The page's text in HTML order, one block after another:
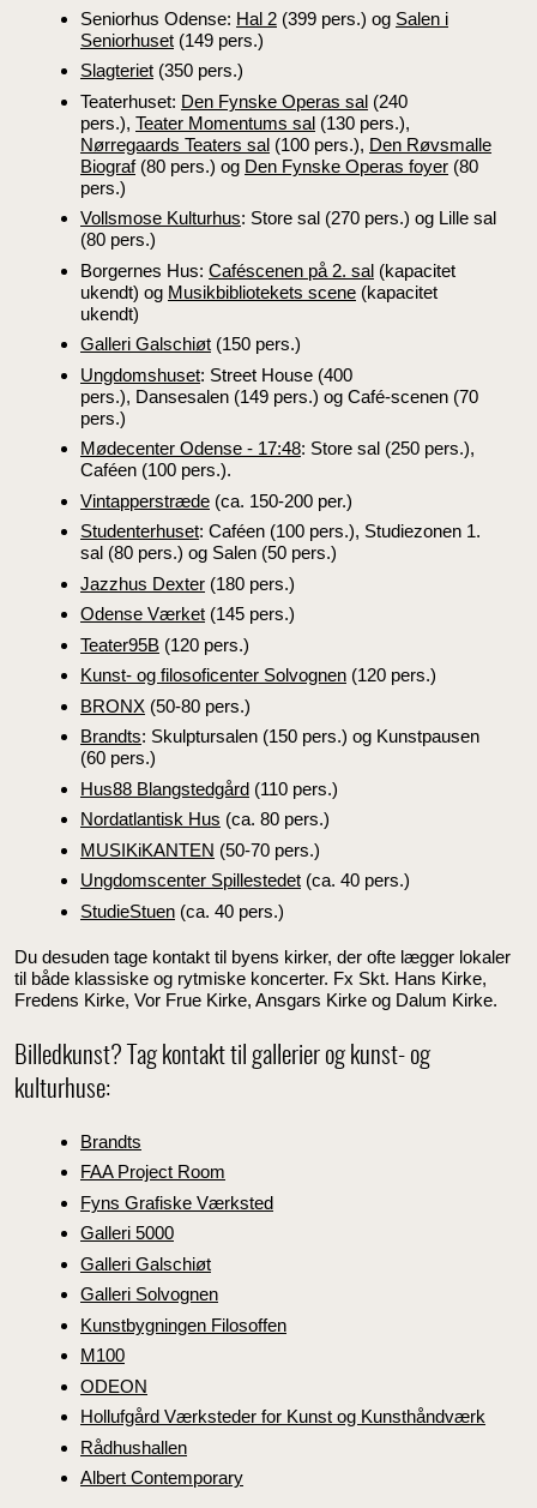
Seniorhus Odense: Hal 2 (399 pers.) og Salen i
Seniorhuset (149 pers.)
Slagteriet (350 pers.)
Teaterhuset: Den Fynske Operas sal (240
pers.), Teater Momentums sal (130 pers.),
Nørregaards Teaters sal (100 pers.), Den Røvsmalle
Biograf(80 pers.) og Den Fynske Operas foyer (80
pers.)
Vollsmose Kulturhus: Store sal (270 pers.) og Lille sal
(80 pers.)
Borgernes Hus: Caféscenen på 2. sal (kapacitet
ukendt) og Musikbibliotekets scene (kapacitet
ukendt)
Galleri Galschiøt (150 pers.)
Ungdomshuset: Street House (400
pers.), Dansesalen (149 pers.) og Café-scenen (70
pers.)
Mødecenter Odense - 17:48: Store sal (250 pers.),
Caféen (100 pers.).
Vintapperstræde (ca. 150-200 per.)
Studenterhuset: Caféen (100 pers.), Studiezonen 1.
sal (80 pers.) og Salen (50 pers.)
Jazzhus Dexter (180 pers.)
Odense Værket (145 pers.)
Teater95B (120 pers.)
Kunst- og filosoficenter Solvognen (120 pers.)
BRONX (50-80 pers.)
Brandts: Skulptursalen (150 pers.) og Kunstpausen
(60 pers.)
Hus88 Blangstedgård (110 pers.)
Nordatlantisk Hus (ca. 80 pers.)
MUSIKiKANTEN (50-70 pers.)
Ungdomscenter Spillestedet (ca. 40 pers.)
StudieStuen (ca. 40 pers.)
Du desuden tage kontakt til byens kirker, der ofte lægger lokaler
til både klassiske og rytmiske koncerter. Fx Skt. Hans Kirke,
Fredens Kirke, Vor Frue Kirke, Ansgars Kirke og Dalum Kirke.
Billedkunst? Tag kontakt til gallerier og kunst- og
kulturhuse:
Brandts
FAA Project Room
Fyns Grafiske Værksted
Galleri 5000
Galleri Galschiøt
Galleri Solvognen
Kunstbygningen Filosoffen
M100
ODEON
Hollufgård Værksteder for Kunst og Kunsthåndværk
Rådhushallen
Albert Contemporary